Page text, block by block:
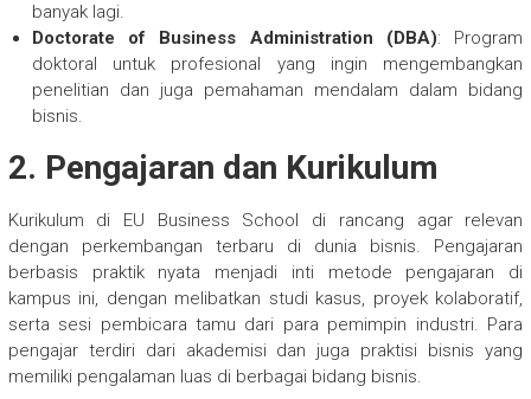
banyak lagi.
Doctorate of Business Administration (DBA): Program
doktoral untuk profesional yang ingin mengembangkan
penelitian dan juga pemahaman mendalam dalam bidang
bisnis.
2. Pengajaran dan Kurikulum
Kurikulum di EU Business School di rancang agar relevan
dengan perkembangan terbaru di dunia bisnis. Pengajaran
berbasis praktik nyata menjadi inti metode pengajaran di
kampus ini, dengan melibatkan studi kasus, proyek kolaboratif,
serta sesi pembicara tamu dari para pemimpin industri. Para
pengajar terdiri dari akademisi dan juga praktisi bisnis yang
memiliki pengalaman luas di berbagai bidang bisnis.